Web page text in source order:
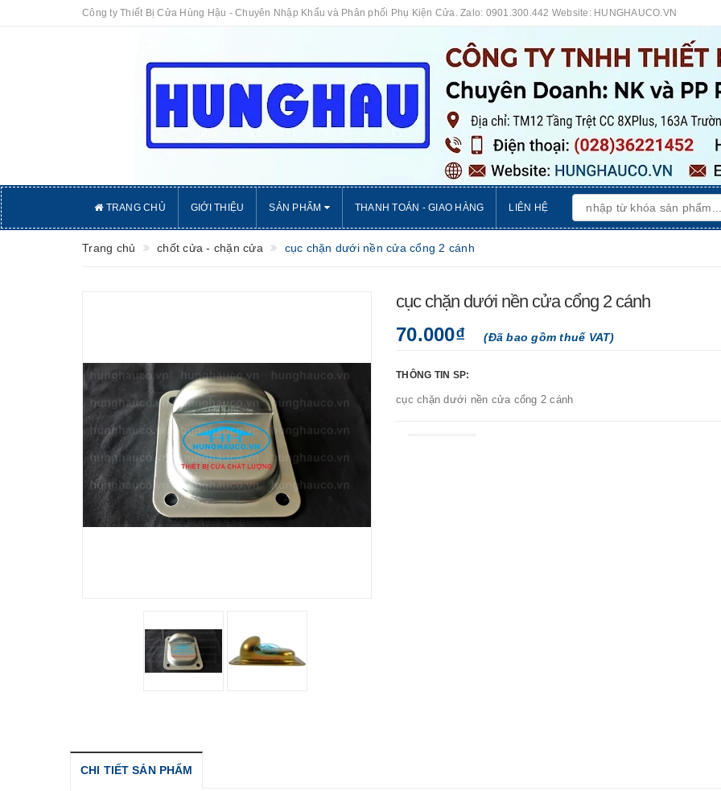
Công ty Thiết Bị Cửa Hùng Hậu - Chuyên Nhập Khẩu và Phân phối Phụ Kiện Cửa. Zalo: 0901.300.442 Website: HUNGHAUCO.VN
TRANG CHỦ GIỚI THIỆU SẢN PHẨM THANH TOÁN - GIAO HÀNG LIÊN HỆ
Trang chủ chốt cửa - chặn cửa cục chặn dưới nền cửa cổng 2 cánh
cục chặn dưới nền cửa cổng 2 cánh
70.000₫ (Đã bao gồm thuế VAT)
THÔNG TIN SP:
cục chặn dưới nền cửa cổng 2 cánh
CHI TIẾT SẢN PHẨM